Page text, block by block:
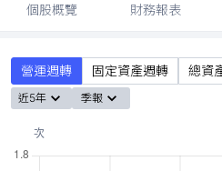
個股概覽 財務報表
營運週轉 固定資產週轉 總資
近5年 季報